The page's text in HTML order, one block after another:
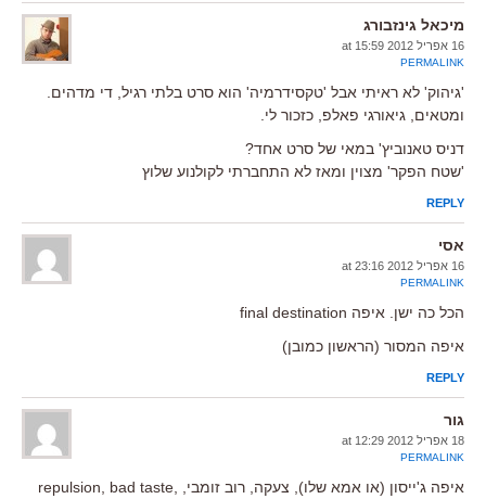
מיכאל גינזבורג
16 אפריל 2012 at 15:59
PERMALINK
'גיהוק' לא ראיתי אבל 'טקסידרמיה' הוא סרט בלתי רגיל, די מדהים.
ומטאים, גיאורגי פאלפ, כזכור לי.
דניס טאנוביץ' במאי של סרט אחד?
'שטח הפקר' מצוין ומאז לא התחברתי לקולנוע שלוץ
REPLY
אסי
16 אפריל 2012 at 23:16
PERMALINK
הכל כה ישן. איפה final destination
איפה המסור (הראשון כמובן)
REPLY
גור
18 אפריל 2012 at 12:29
PERMALINK
איפה ג'ייסון (או אמא שלו), צעקה, רוב זומבי, repulsion, bad taste,